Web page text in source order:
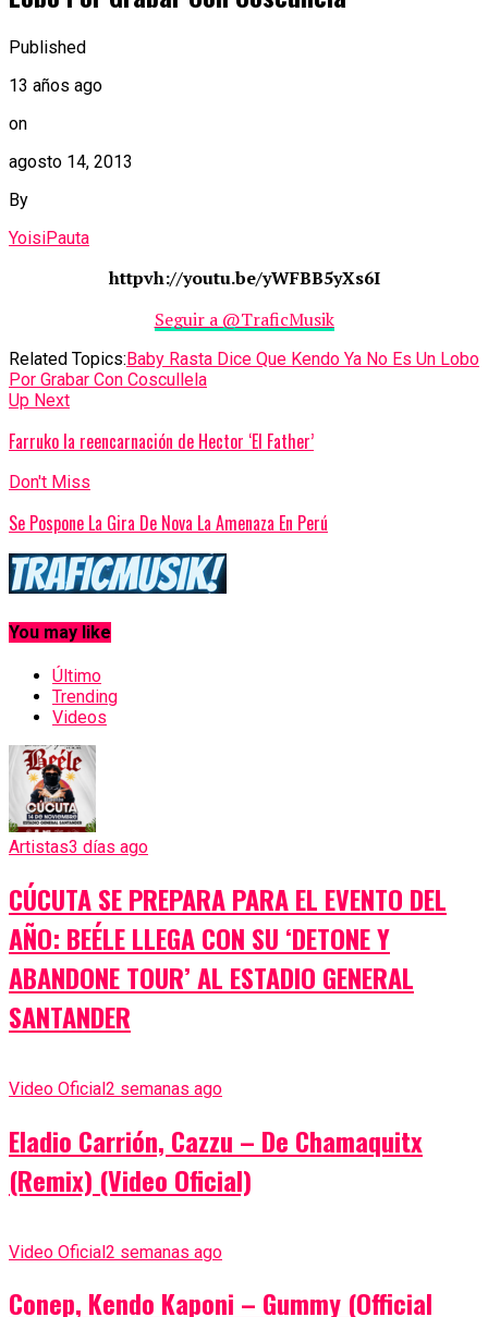
Published
13 años ago
on
agosto 14, 2013
By
YoisiPauta
httpvh://youtu.be/yWFBB5yXs6I
Seguir a @TraficMusik
Related Topics: Baby Rasta Dice Que Kendo Ya No Es Un Lobo
Por Grabar Con Coscullela
Up Next
Farruko la reencarnación de Hector ‘El Father’
Don't Miss
Se Pospone La Gira De Nova La Amenaza En Perú
You may like
Último
Trending
Videos
Artistas3 días ago
CÚCUTA SE PREPARA PARA EL EVENTO DEL
AÑO: BEÉLE LLEGA CON SU ‘DETONE Y
ABANDONE TOUR’ AL ESTADIO GENERAL
SANTANDER
Video Oficial2 semanas ago
Eladio Carrión, Cazzu – De Chamaquitx
(Remix) (Video Oficial)
Video Oficial2 semanas ago
Conep, Kendo Kaponi – Gummy (Official